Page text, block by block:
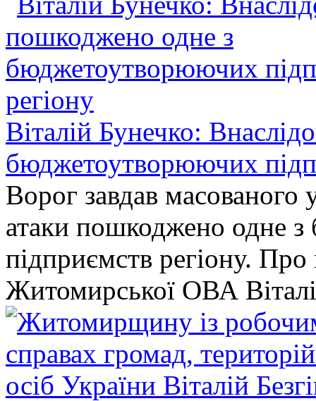
Віталій Бунечко:
бюджетоутворюючих
Ворог завдав масованого
атаки пошкоджено одне
підприємств регіону.
Житомирської ОВА